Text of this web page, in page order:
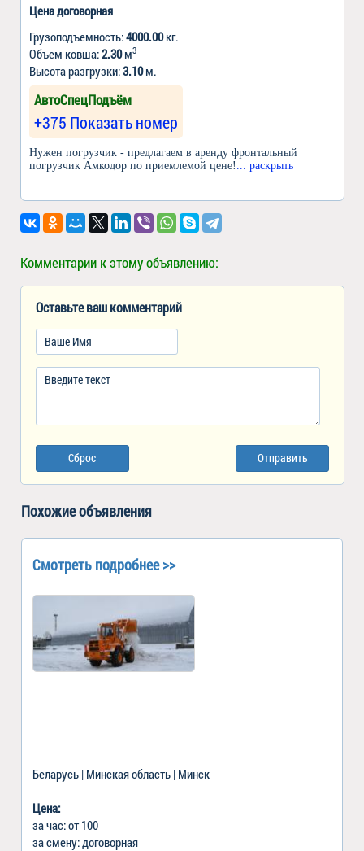
Цена договорная
Грузоподъемность:4000.00кг.
Объем ковша:2.30м3
Высота разгрузки:3.10м.
АвтоСпецПодъём
+375 Показать номер
Нужен погрузчик - предлагаем в аренду фронтальный
погрузчик Амкодор по приемлемой цене! ... раскрыть
Комментарии к этому объявлению:
Оставьте ваш комментарий
Сброс Отправить
Похожие объявления
Смотреть подробнее >>
Беларусь | Минская область | Минск
Цена:
за час: от 100
за смену: договорная